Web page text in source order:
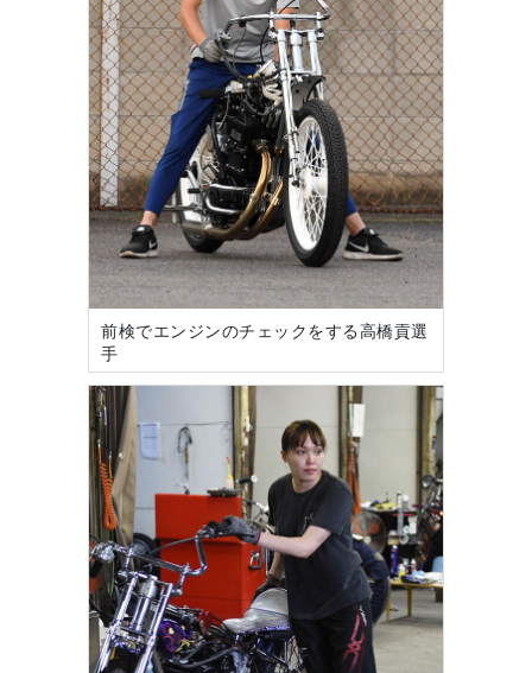
前検でエンジンのチェックをする高橋貢選
手